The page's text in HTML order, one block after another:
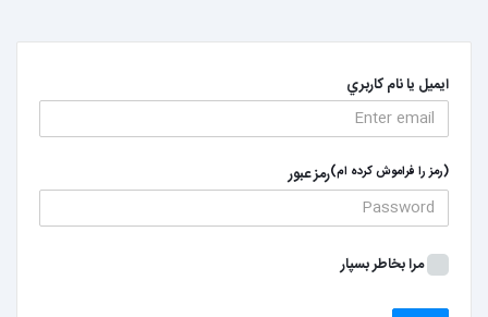
ايميل يا نام کاربري
رمز عبور(رمز را فراموش کرده ام)
مرا بخاطر بسپار